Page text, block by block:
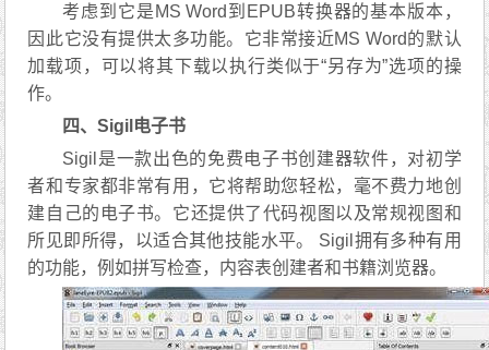
考虑到它是MS Word到EPUB转换器的基本版本，
因此它没有提供太多功能。它非常接近MS Word的默认
加载项，可以将其下载以执行类似于“另存为”选项的操
作。
四、Sigil电子书
Sigil是一款出色的免费电子书创建器软件，对初学
者和专家都非常有用，它将帮助您轻松，毫不费力地创
建自己的电子书。它还提供了代码视图以及常规视图和
所见即所得，以适合其他技能水平。 Sigil拥有多种有用
的功能，例如拼写检查，内容表创建者和书籍浏览器。